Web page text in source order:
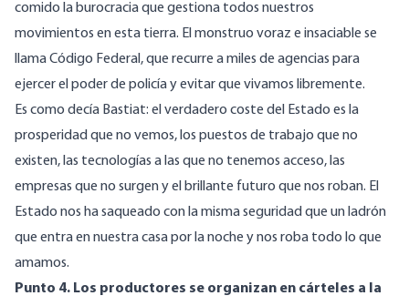
comido la burocracia que gestiona todos nuestros
movimientos en esta tierra. El monstruo voraz e insaciable se
llama Código Federal, que recurre a miles de agencias para
ejercer el poder de policía y evitar que vivamos libremente.
Es como decía Bastiat: el verdadero coste del Estado es la
prosperidad que no vemos, los puestos de trabajo que no
existen, las tecnologías a las que no tenemos acceso, las
empresas que no surgen y el brillante futuro que nos roban. El
Estado nos ha saqueado con la misma seguridad que un ladrón
que entra en nuestra casa por la noche y nos roba todo lo que
amamos.
Punto 4. Los productores se organizan en cárteles a la